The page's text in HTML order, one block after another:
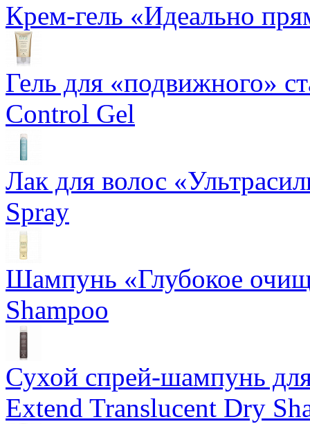
Крем-гель «Идеально
Гель для «подвижного»
Control Gel
Лак для волос
Spray
Шампунь «Глубокое
Shampoo
Сухой спрей-шампунь
Extend Translucent Dry